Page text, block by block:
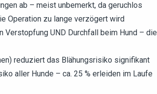
ab – meist unbemerkt, da geruchlos
Operation zu lange verzögert wird
UND Durchfall beim Hund – die
reduziert das Blähungsrisiko signifikant
aller Hunde – ca. 25 % erleiden im Laufe